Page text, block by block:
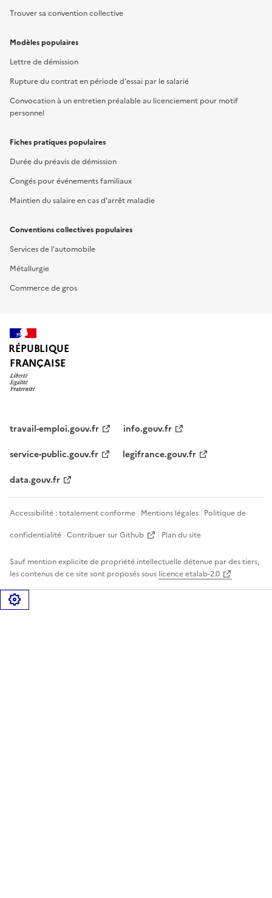
Trouver sa convention collective
Modèles populaires
Lettre de démission
Rupture du contrat en période d'essai par le salarié
Convocation à un entretien préalable au licenciement pour motif
personnel
Fiches pratiques populaires
Durée du préavis de démission
Congés pour événements familiaux
Maintien du salaire en cas d'arrêt maladie
Conventions collectives populaires
Services de l'automobile
Métallurgie
Commerce de gros
RÉPUBLIQUE
FRANÇAISE
travail-emploi.gouv.fr
info.gouv.fr
service-public.gouv.fr
legifrance.gouv.fr
data.gouv.fr
Accessibilité : totalement conforme Mentions légales Politique de
confidentialité Contribuer sur Github Plan du site
Sauf mention explicite de propriété intellectuelle détenue par des tiers,
les contenus de ce site sont proposés sous licence etalab-2.0
Gérer les cookies